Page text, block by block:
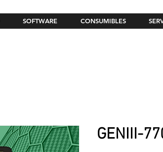
SOFTWARE CONSUMIBLES
GENIII-